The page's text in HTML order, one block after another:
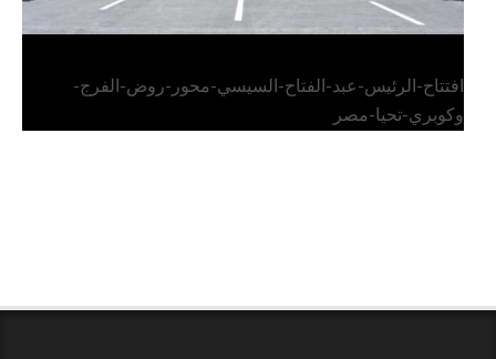
افتتاح-الرئيس-عبد-الفتاح-السيسي-محور-روض-الفرج-
وكوبري-تحيا-مصر